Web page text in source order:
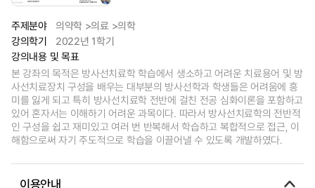
주제분야
의약학 >의료 >의학
강의학기
2022년 1학기
강의내용 및 목표
본 강좌의 목적은 방사선치료학 학습에서 생소하고 어려운 치료용어 및 방
사선치료장치 구성을 배우는 대부분의 방사선학과 학생들은 어려움에 흥
미를 잃게 되고 특히 방사선치료학 전반에 걸친 전공 심화이론을 포함하고
있어 혼자서는 이해하기 어려운 과목이다. 따라서 방사선치료학의 전반적
인 구성을 쉽고 재미있고 여러 번 반복해서 학습하고 복합적으로 접근, 이
해함으로써 자기 주도적으로 학습을 이끌어낼 수 있도록 개발하였다.
이용안내